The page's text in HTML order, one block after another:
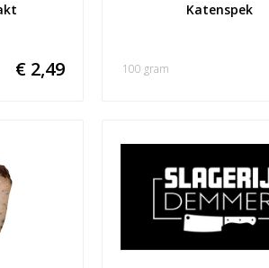
€ 2,49
Katenspek
100 gram